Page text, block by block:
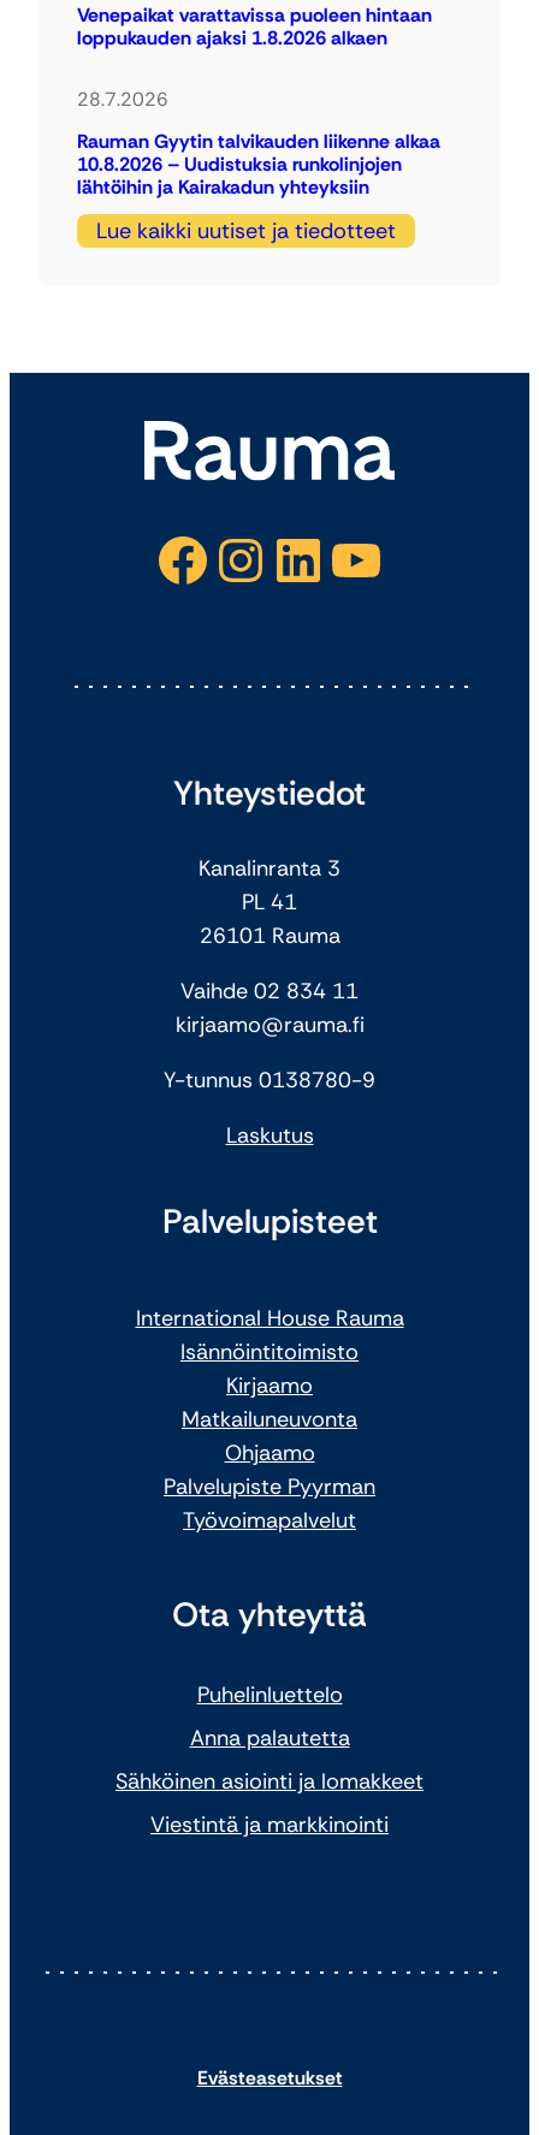
Venepaikat varattavissa puoleen hintaan
loppukauden ajaksi 1.8.2026 alkaen
28.7.2026
Rauman Gyytin talvikauden liikenne alkaa
10.8.2026 – Uudistuksia runkolinjojen
lähtöihin ja Kairakadun yhteyksiin
Lue kaikki uutiset ja tiedotteet
Facebook Instagram LinkedIn YouTube
Yhteystiedot
Kanalinranta 3
PL 41
26101 Rauma
Vaihde 02 834 11
kirjaamo@rauma.fi
Y-tunnus 0138780-9
Laskutus
Palvelupisteet
International House Rauma
Isännöintitoimisto
Kirjaamo
Matkailuneuvonta
Ohjaamo
Palvelupiste Pyyrman
Työvoimapalvelut
Ota yhteyttä
Puhelinluettelo
Anna palautetta
Sähköinen asiointi ja lomakkeet
Viestintä ja markkinointi
Evästeasetukset